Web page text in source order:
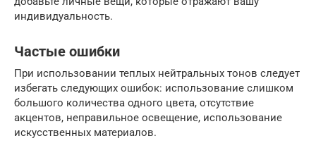
индивидуальность.
Частые ошибки
При использовании теплых нейтральных тонов следует
избегать следующих ошибок: использование слишком
большого количества одного цвета, отсутствие
акцентов, неправильное освещение, использование
искусственных материалов.